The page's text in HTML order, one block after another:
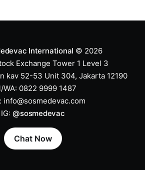
International © 2026
Exchange Tower 1 Level 3
kav 52-53 Unit 304, Jakarta 12190
WA: 0822 9999 1487
info@sosmedevac.com
IG:@sosmedevac
Chat Now